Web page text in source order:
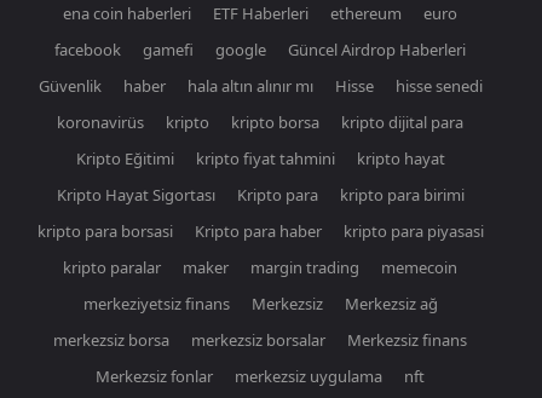
ena coin haberleri
ETF Haberleri ethereum
euro
facebook
gamefi google
Güncel Airdrop Haberleri
Güvenlik
haber hala altın alınır mı Hisse
hisse senedi
koronavirüs
kripto kripto borsa
kripto dijital para
Kripto Eğitimi
kripto fiyat tahmini
kripto hayat
Kripto Hayat Sigortası
Kripto para
kripto para birimi
kripto para borsasi
Kripto para haber
kripto para piyasasi
kripto paralar
maker margin trading
memecoin
merkeziyetsiz finans
Merkezsiz
Merkezsiz ağ
merkezsiz borsa
merkezsiz borsalar
Merkezsiz finans
Merkezsiz fonlar
merkezsiz uygulama nft